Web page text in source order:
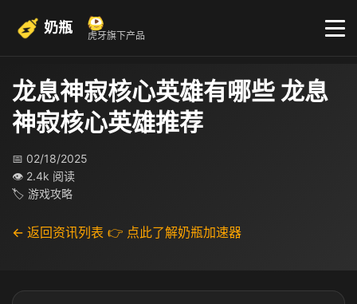
奶瓶 虎牙旗下产品
龙息神寂核心英雄有哪些 龙息
神寂核心英雄推荐
📅 02/18/2025
👁 2.4k 阅读
🏷 游戏攻略
← 返回资讯列表 👉 点此了解奶瓶加速器